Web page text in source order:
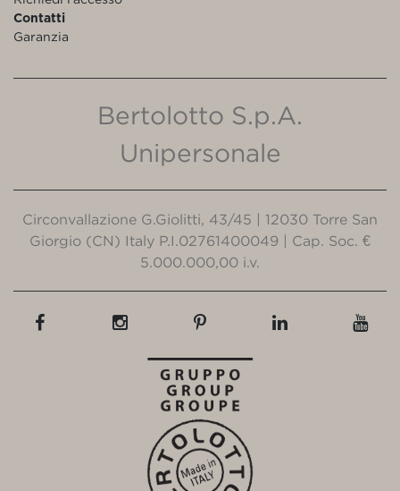
Contatti
Garanzia
Bertolotto S.p.A.
Unipersonale
Circonvallazione G.Giolitti, 43/45 | 12030 Torre San
Giorgio (CN) Italy P.I.02761400049 | Cap. Soc. €
5.000.000,00 i.v.